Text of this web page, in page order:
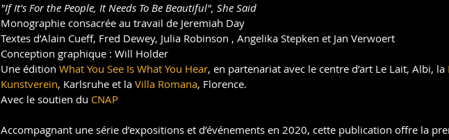
"If It’s For the People, It Needs To Be Beautiful", She Said
Monographie consacrée au travail de Jeremiah Day
Textes d’Alain Cueff, Fred Dewey, Julia Robinson , Angelika Stepken et Jan Verwoert
Conception graphique : Will Holder
Une édition What You See Is What You Hear, en partenariat avec le centre d’art Le Lait, Albi, la
Kunstverein, Karlsruhe et la Villa Romana, Florence.
Avec le soutien du CNAP
Accompagnant une série d’expositions et d’événements en 2020, cette publication offre la